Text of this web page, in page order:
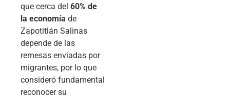
que cerca del 60% de
la economía de
Zapotitlán Salinas
depende de las
remesas enviadas por
migrantes, por lo que
consideró fundamental
reconocer su